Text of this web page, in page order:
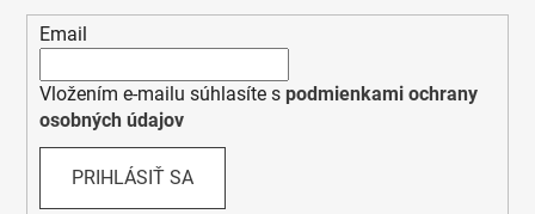
Email
Vložením e-mailu súhlasíte s podmienkami ochrany
osobných údajov
PRIHLÁSIŤ SA